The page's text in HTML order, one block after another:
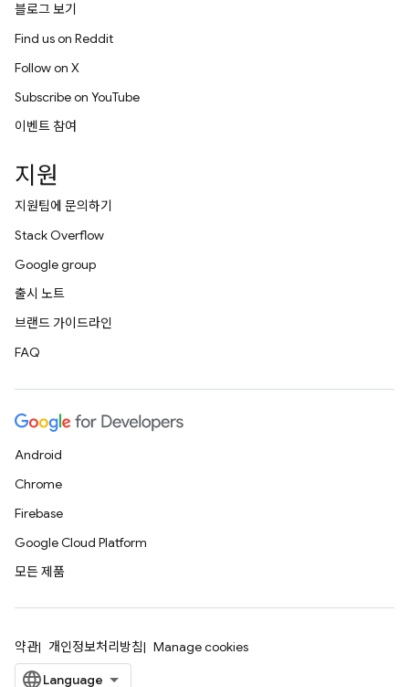
블로그 보기
Find us on Reddit
Follow on X
Subscribe on YouTube
이벤트 참여
지원
지원팀에 문의하기
Stack Overflow
Google group
출시 노트
브랜드 가이드라인
FAQ
Android
Chrome
Firebase
Google Cloud Platform
모든 제품
약관 개인정보처리방침 Manage cookies